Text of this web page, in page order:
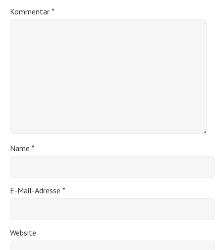
Kommentar *
Name *
E-Mail-Adresse *
Website